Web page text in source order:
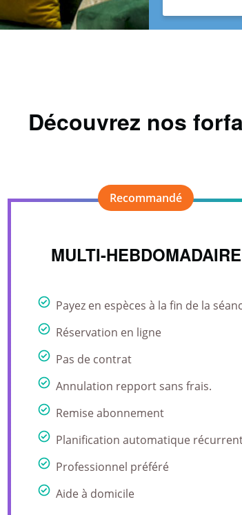
Découvrez nos
MULTI-HEBDOMADAIRE
Payez en espèces à la fin de la
Réservation en ligne
Pas de contrat
Annulation repport sans frais.
Remise abonnement
Planification automatique
Professionnel préféré
Aide à domicile